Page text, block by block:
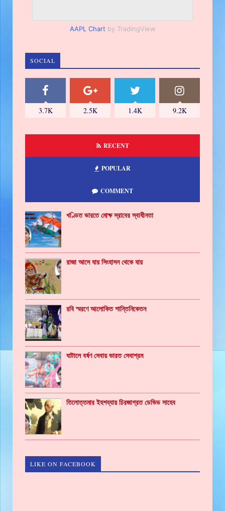
AAPL Chart by TradingView
SOCIAL
3.7K 2.5K 1.4K 9.2K
RECENT
POPULAR
COMMENT
খণ্ডিত ভারতে মোক্ষ স্রাবের স্বাধীনতা
রাজা আসে যায় সিংহাসন থেকে যায়
রবি স্মরণে আলোকিত শান্তিনিকেতন
ঘাটালে বর্ষণ সেবায় ভারত সেবাশ্রম
তিলোত্তমার ইহশয্যায় চিরজাগ্রত ডেভিড সাহেব
LIKE ON FACEBOOK